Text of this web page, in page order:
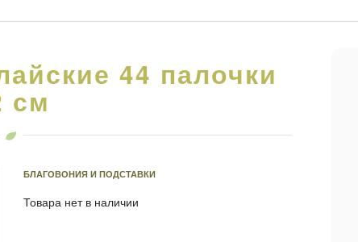
44 палочки
см
БЛАГОВОНИЯ И ПОДСТАВКИ
Товара нет в наличии